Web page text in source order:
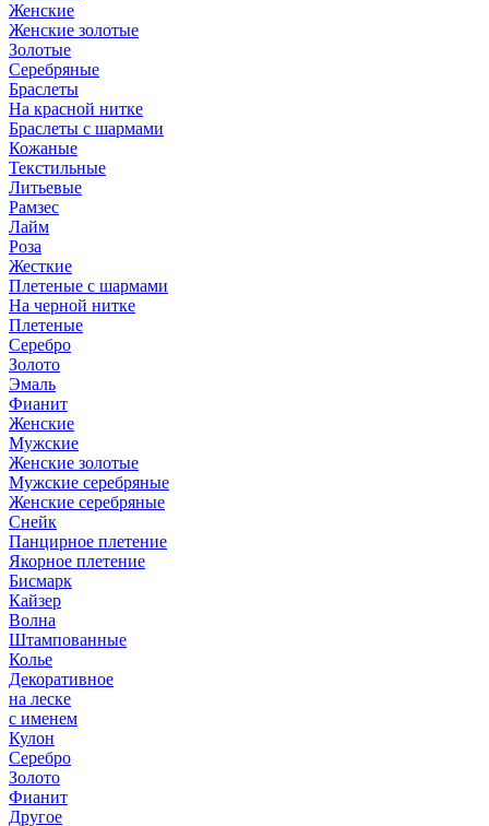
Женские
Женские золотые
Золотые
Серебряные
Браслеты
На красной нитке
Браслеты с шармами
Кожаные
Текстильные
Литьевые
Рамзес
Лайм
Роза
Жесткие
Плетеные с шармами
На черной нитке
Плетеные
Серебро
Золото
Эмаль
Фианит
Женские
Мужские
Женские золотые
Мужские серебряные
Женские серебряные
Снейк
Панцирное плетение
Якорное плетение
Бисмарк
Кайзер
Волна
Штампованные
Колье
Декоративное
на леске
с именем
Кулон
Серебро
Золото
Фианит
Другое